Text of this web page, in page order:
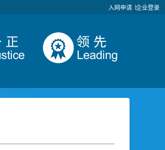
入网申请 企业登录